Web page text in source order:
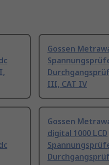
Gossen
III, CAT IV
Gossen
digital 1000 LCD